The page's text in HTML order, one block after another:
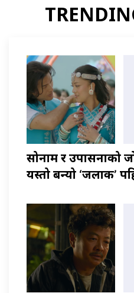
सोनाम र उपासनाको
यस्तो बन्यो ‘जलाकी’